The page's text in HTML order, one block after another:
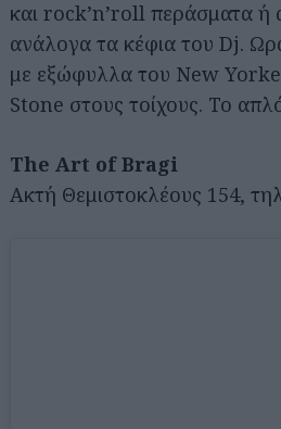
και rock’n’roll περάσματα ή
ανάλογα τα κέφια του Dj.
με εξώφυλλα του New
Stone στους τοίχους. Το
The Art of Bragi
Ακτή Θεμιστοκλέους 154,
Αναζήτηση
για...